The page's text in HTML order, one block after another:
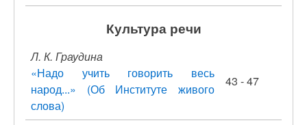
Культура речи
Л. К. Граудина
«Надо учить говорить весь
народ...» (Об Институте живого
слова)
43 - 47